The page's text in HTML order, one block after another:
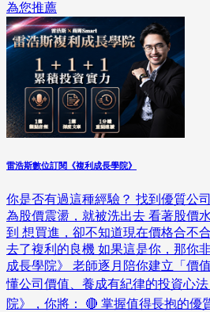
為您推薦
雷浩斯數位訂閱《複利成長學院》
你是否有過這種經驗？ 找到優質公
為股價震盪，就被洗出去 看著股價
到 想買進，卻不知道現在價格合不
去了複利的良機 如果這是你，那你
成長學院》 老師逐月陪你建立「價
懂公司價值、養成有紀律的投資心
院》，你將： 🔴 掌握值得長抱的優